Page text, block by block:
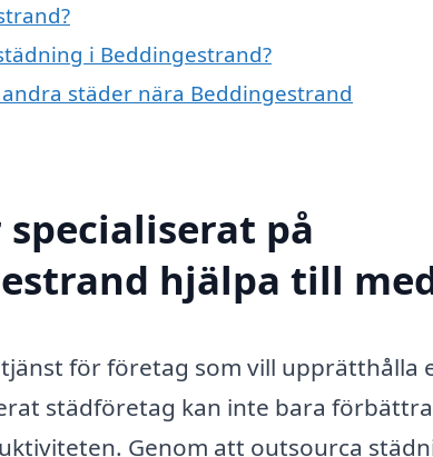
i Beddingestrand?
städer nära Beddingestrand
på
hjälpa till
för företag som vill upprätthålla
städföretag kan inte bara förbättra
Genom att outsourca